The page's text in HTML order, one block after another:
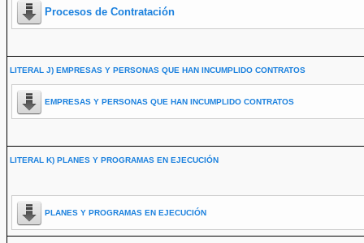
Procesos de Contratación
LITERAL J) EMPRESAS Y PERSONAS QUE HAN INCUMPLIDO CONTRATOS
EMPRESAS Y PERSONAS QUE HAN INCUMPLIDO CONTRATOS
LITERAL K) PLANES Y PROGRAMAS EN EJECUCIÓN
PLANES Y PROGRAMAS EN EJECUCIÓN